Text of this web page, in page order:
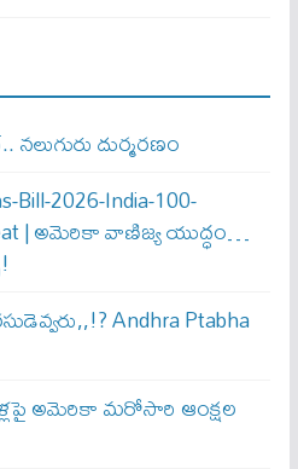
దుర్మరణం
Bill-2026-India-100-
| అమెరికా వాణిజ్య యుద్ధం…
Andhra Ptabha
అమెరికా మరోసారి ఆంక్షల